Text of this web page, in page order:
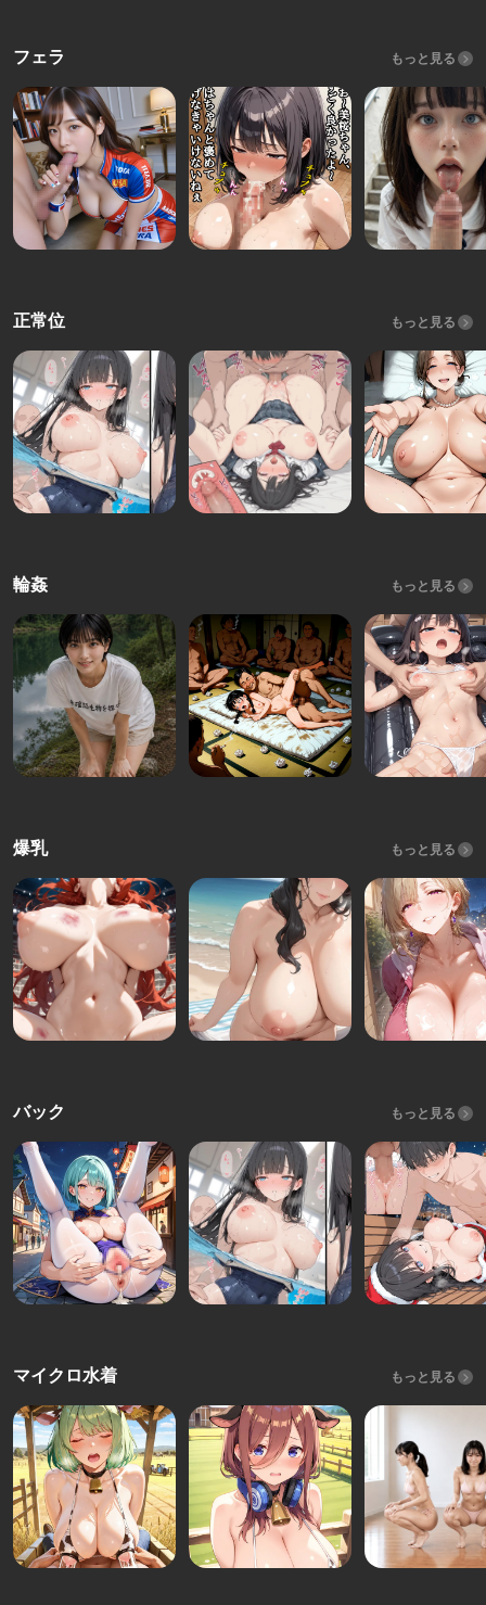
フェラ もっと見る
正常位 もっと見る
輪姦 もっと見る
爆乳 もっと見る
バック もっと見る
マイクロ水着 もっと見る